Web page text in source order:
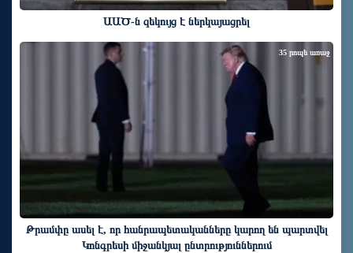
ԱԱԾ-ն զեկույց է ներկայացրել
Թրամփը ասել է, որ հանրապետականները կարող են պարտվել
Կոնգրեսի միջանկյալ ընտրություններում
35 րոպե առաջ